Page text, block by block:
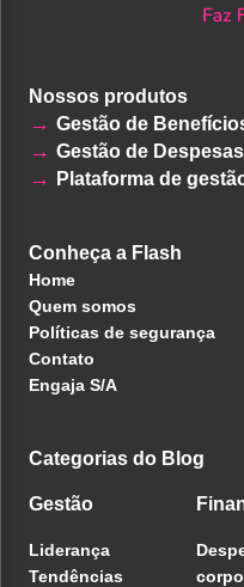
Nossos produtos
Gestão de
Gestão de Despesas
Plataforma de
Conheça a Flash
Home
Quem somos
Políticas de segurança
Contato
Engaja S/A
Categorias do Blog
Gestão
Liderança
Tendências